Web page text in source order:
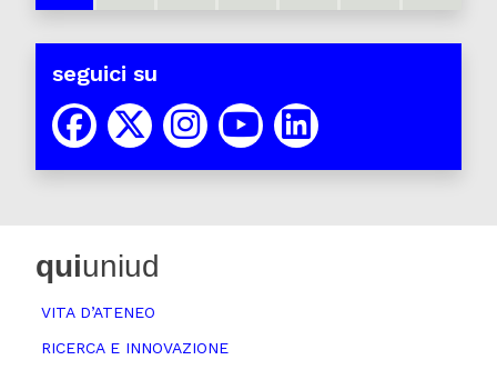
seguici su
quiuniud
VITA D’ATENEO
RICERCA E INNOVAZIONE